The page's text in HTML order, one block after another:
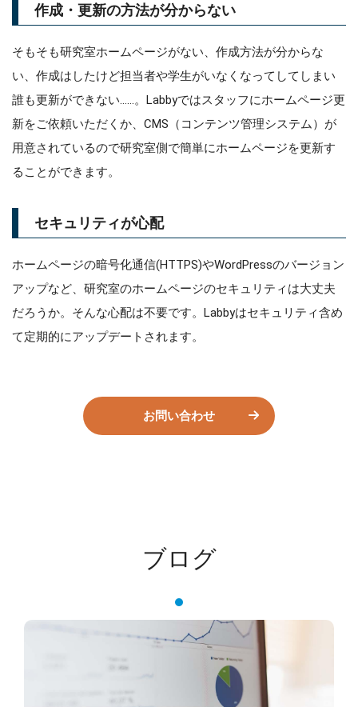
作成・更新の方法が分からない
そもそも研究室ホームページがない、作成方法が分からな
い、作成はしたけど担当者や学生がいなくなってしてしまい
誰も更新ができない……。Labbyではスタッフにホームページ更
新をご依頼いただくか、CMS（コンテンツ管理システム）が
用意されているので研究室側で簡単にホームページを更新す
ることができます。
セキュリティが心配
ホームページの暗号化通信(HTTPS)やWordPressのバージョン
アップなど、研究室のホームページのセキュリティは大丈夫
だろうか。そんな心配は不要です。Labbyはセキュリティ含め
て定期的にアップデートされます。
お問い合わせ
ブログ